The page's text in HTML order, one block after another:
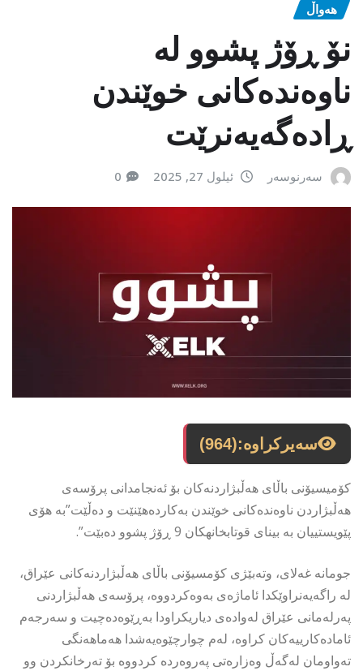
هەواڵ
نۆ ڕۆژ پشوو لە
ناوەندەکانی خوێندن
ڕادەگەیەنرێت
سەرنوسەر ئیلول 27, 2025 0
سەیرکراوە:(964)
کۆمیسیۆنی باڵای هەڵبژاردنەکان بۆ ئەنجامدانی پرۆسەی
هەڵبژاردن ناوەندەکانی خوێندن بەکاردەهێنێت و دەڵێت”بە هۆی
پێویستییان بە بیناى قوتابخانهكان 9 ڕۆژ پشوو دەبێت”.
جومانە غەلای، وتەبێژی کۆمسیۆنی باڵای هەڵبژاردنەکانی عێراق،
لە راگەیەنراوێکدا ئاماژەی بەوەكردووە، پرۆسەی هەڵبژاردنی
پەرلەمانی عێراق لەوادەی دیاریکراودا بەڕێوەدەچیت و سەرجەم
ئامادەکارییەکان کراوە، لەم چوارچێوەیەشدا هەماهەنگی
تەواومان لەگەڵ وەزارەتی پەروەردە کردووە بۆ تەرخانکردن وو